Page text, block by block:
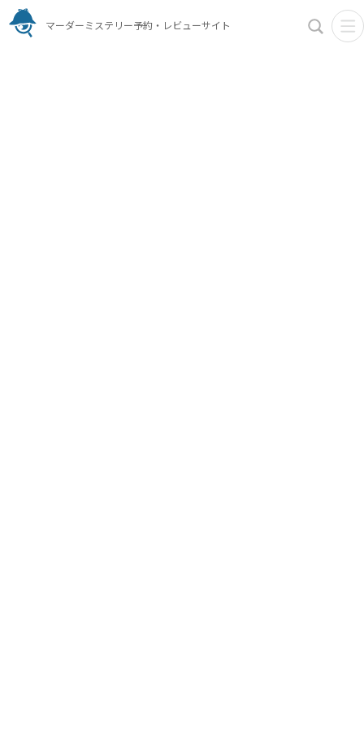
マーダーミステリー予約・レビューサイト